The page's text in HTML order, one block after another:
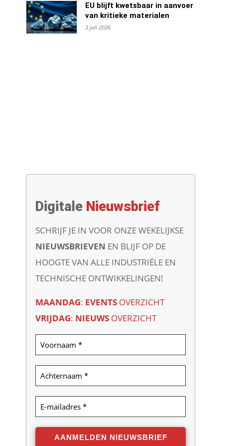
EU blijft kwetsbaar in aanvoer
van kritieke materialen
3 juli 2026
Digitale Nieuwsbrief
SCHRIJF JE IN VOOR ONZE WEKELIJKSE
NIEUWSBRIEVEN EN BLIJF OP DE
HOOGTE VAN ALLE INDUSTRIËLE EN
TECHNISCHE ONTWIKKELINGEN!
MAANDAG: EVENTS OVERZICHT
VRIJDAG: NIEUWS OVERZICHT